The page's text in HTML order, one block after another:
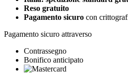
Reso gratuito
Pagamento sicuro con
Pagamento sicuro attraverso
Contrassegno
Bonifico anticipato